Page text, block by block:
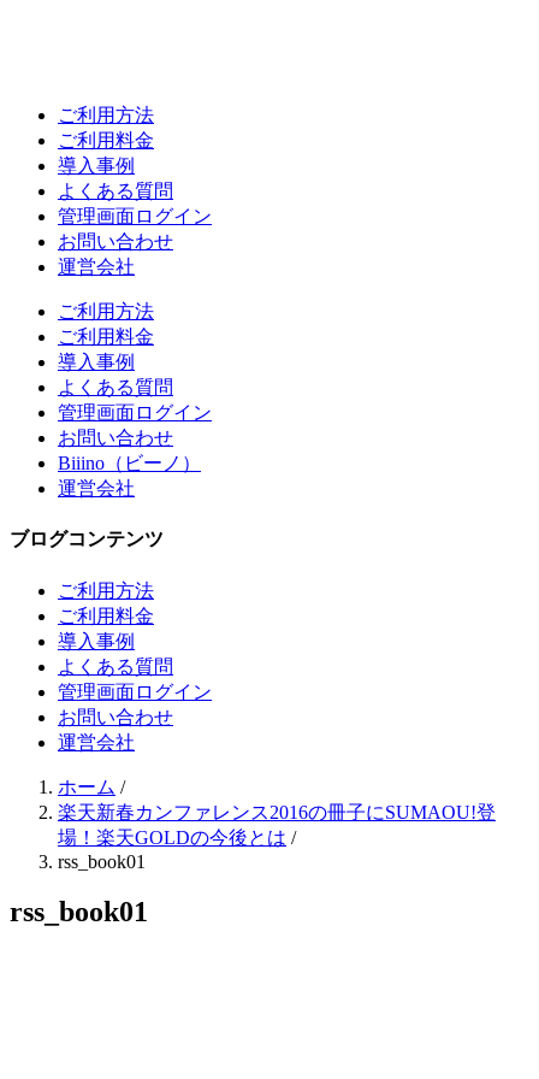
ご利用方法
ご利用料金
導入事例
よくある質問
管理画面ログイン
お問い合わせ
運営会社
ご利用方法
ご利用料金
導入事例
よくある質問
管理画面ログイン
お問い合わせ
Biiino（ビーノ）
運営会社
ブログコンテンツ
ご利用方法
ご利用料金
導入事例
よくある質問
管理画面ログイン
お問い合わせ
運営会社
ホーム /
楽天新春カンファレンス2016の冊子にSUMAOU!登
場！楽天GOLDの今後とは /
rss_book01
rss_book01